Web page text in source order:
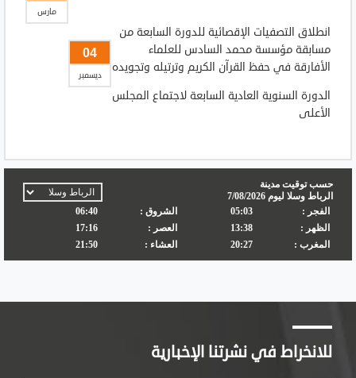
مارس
انطلاق التصفيات الإقصائية للدورة السابعة من
مسابقة مؤسسة محمد السادس للعلماء
الأفارقة في حفظ القرآن الكريم وترتيله وتجويده
04
ديسمبر
الدورة السنوية العادية السابعة لاجتماع المجلس
الأعلى
للانخراط في نشرتنا الإخبارية